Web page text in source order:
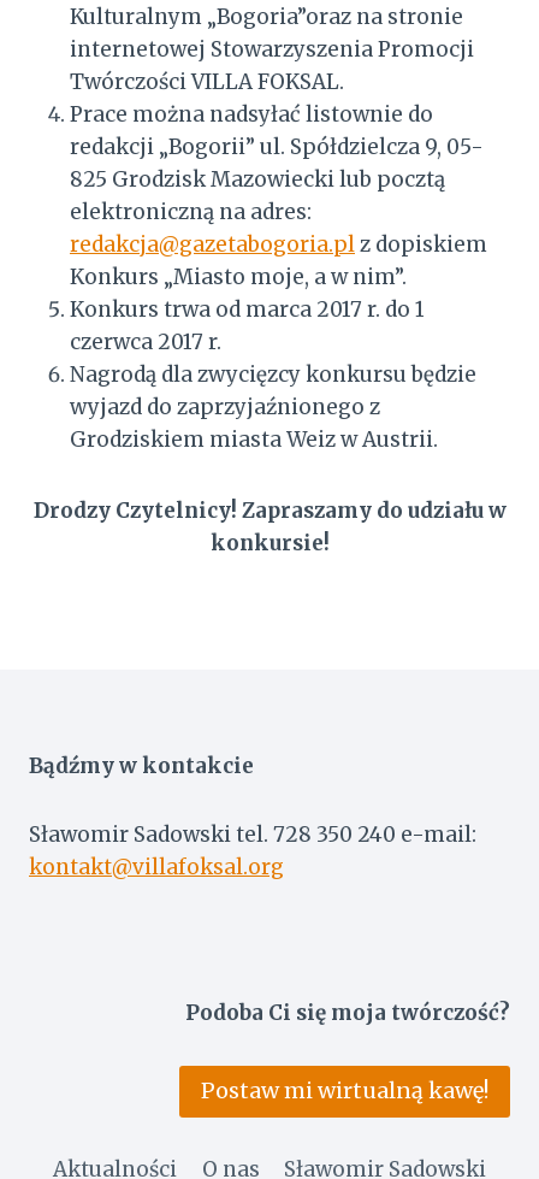
Kulturalnym „Bogoria”oraz na stronie
internetowej Stowarzyszenia Promocji
Twórczości VILLA FOKSAL.
Prace można nadsyłać listownie do
redakcji „Bogorii” ul. Spółdzielcza 9, 05-
825 Grodzisk Mazowiecki lub pocztą
elektroniczną na adres:
redakcja@gazetabogoria.plz dopiskiem
Konkurs „Miasto moje, a w nim”.
Konkurs trwa od marca 2017 r. do 1
czerwca 2017 r.
Nagrodą dla zwycięzcy konkursu będzie
wyjazd do zaprzyjaźnionego z
Grodziskiem miasta Weiz w Austrii.
Drodzy Czytelnicy! Zapraszamy do udziału w
konkursie!
Bądźmy w kontakcie
Sławomir Sadowski tel. 728 350 240 e-mail:
kontakt@villafoksal.org
Podoba Ci się moja twórczość?
Postaw mi wirtualną kawę!
Aktualności O nas Sławomir Sadowski